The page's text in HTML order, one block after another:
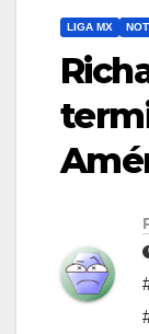
LIGA MX